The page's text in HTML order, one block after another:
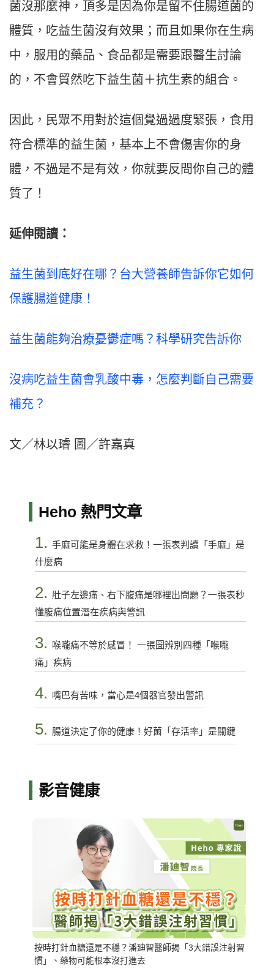
菌沒那麼神，頂多是因為你是留不住腸道菌的
體質，吃益生菌沒有效果；而且如果你在生病
中，服用的藥品、食品都是需要跟醫生討論
的，不會貿然吃下益生菌＋抗生素的組合。
因此，民眾不用對於這個覺過過度緊張，食用
符合標準的益生菌，基本上不會傷害你的身
體，不過是不是有效，你就要反問你自己的體
質了！
延伸閱讀：
益生菌到底好在哪？台大營養師告訴你它如何
保護腸道健康！
益生菌能夠治療憂鬱症嗎？科學研究告訴你
沒病吃益生菌會乳酸中毒，怎麼判斷自己需要
補充？
文／林以璿 圖／許嘉真
Heho 熱門文章
1. 手麻可能是身體在求救！一張表判讀「手麻」是
什麼病
2. 肚子左邊痛、右下腹痛是哪裡出問題？一張表秒
懂腹痛位置潛在疾病與警訊
3.
喉嚨痛不等於感冒！ 一張圖辨別四種「喉嚨
痛」疾病
4. 嘴巴有苦味，當心是4個器官發出警訊
5. 腸道決定了你的健康！好菌「存活率」是關鍵
影音健康
按時打針血糖還是不穩？潘廸智醫師揭「3大錯誤注射習
慣」、藥物可能根本沒打進去